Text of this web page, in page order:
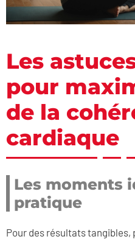
Les
pour
de la
cardiaque
Les moments
pratique
Pour des résultats